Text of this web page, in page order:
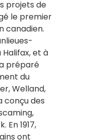
projets de
le premier
canadien.
et à
préparé
du
Welland,
conçu des
En 1917,
ont